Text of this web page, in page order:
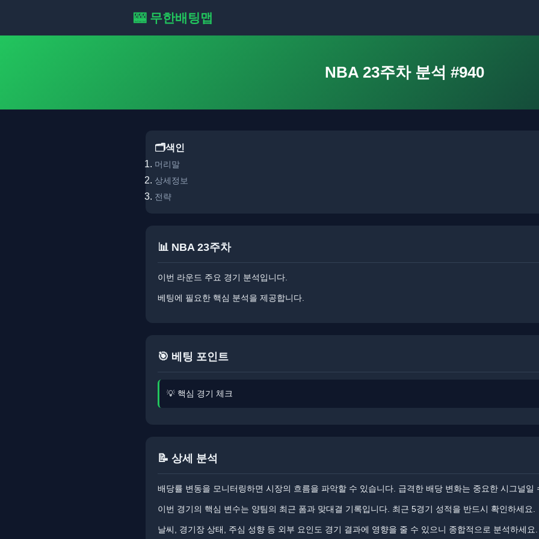
🎰 무한배팅맵
NBA 23주차 분석 #940
🗂️색인
머리말
상세정보
전략
📊 NBA 23주차
이번 라운드 주요 경기 분석입니다.
베팅에 필요한 핵심 분석을 제공합니다.
🎯 베팅 포인트
💡 핵심 경기 체크
📝 상세 분석
배당률 변동을 모니터링하면 시장의 흐름을 파악할 수 있습니다. ​급격한 배당 변화는 중요한 시그널일
이번 경기의 핵심 변수는 양팀의 최근 폼과 맞대결 기록입니다. ​​최근 5경기 성적을 반드시 확인하세요.
날씨, 경기장 상태, 주심 성향 등 외부 요인도 경기 결과에 영향을 줄 수 있으니 종합적으로 분석하세요.